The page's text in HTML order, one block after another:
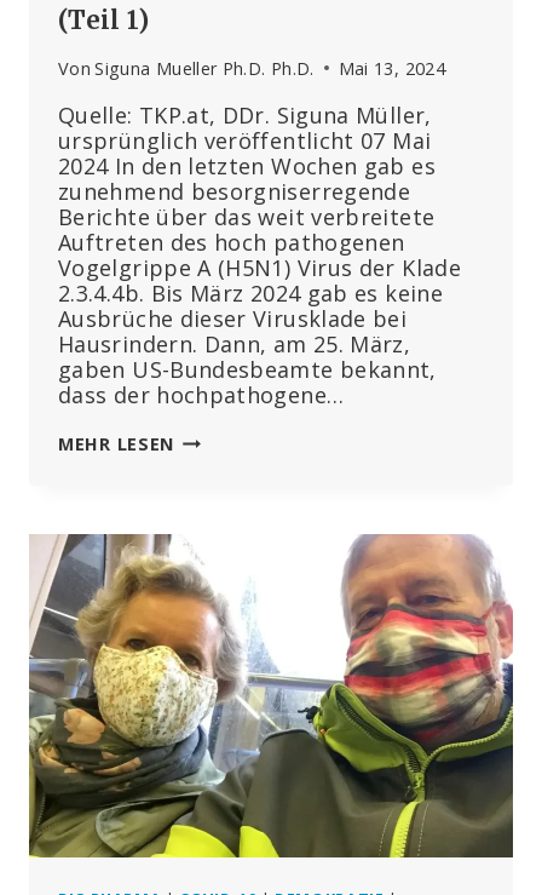
(Teil 1)
Von Siguna Mueller Ph.D. Ph.D. Mai 13, 2024
Quelle: TKP.at, DDr. Siguna Müller,
ursprünglich veröffentlicht 07 Mai
2024 In den letzten Wochen gab es
zunehmend besorgniserregende
Berichte über das weit verbreitete
Auftreten des hoch pathogenen
Vogelgrippe A (H5N1) Virus der Klade
2.3.4.4b. Bis März 2024 gab es keine
Ausbrüche dieser Virusklade bei
Hausrindern. Dann, am 25. März,
gaben US-Bundesbeamte bekannt,
dass der hochpathogene…
MEHR LESEN VOGELGRIPPE
UNGEREIMTHEITEN
UND
FRAGEN
(TEIL
1)